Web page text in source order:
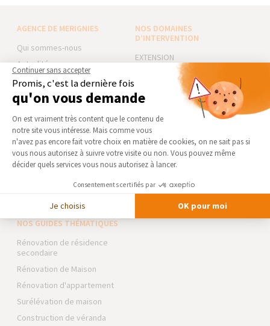
AGENCE DE MERIGNIES
Qui sommes-nous
Actualités
Notre charte qualité
Partenaires
Trouver une agence
Devenir franchisé
Foire aux Questions
Conditions générales
d’intervention
Mentions légales
NOS DOMAINES
D’INTERVENTION
EXTENSION
RÉNOVATION INTÉRIEURE
TRAVAUX EXTÉRIEURS
NOS PARTENAIRES
La Maison des Architectes
Expert Bricolage
Intégrer notre réseau
Des travaux pour les pros ?
NOS GUIDES THÉMATIQUES
Rénovation de résidence
secondaire
Rénovation de Maison
Rénovation d'appartement
Surélévation de maison
Construction de véranda
Continuer sans accepter
Promis, c'est la dernière fois
qu'on vous demande
Plateforme de Gestion du
On est vraiment très content que le contenu de
notre site vous intéresse. Mais comme vous
n'avez pas encore fait votre choix en matière de cookies, on ne sait pas si
vous nous autorisez à suivre votre visite ou non. Vous pouvez même
décider quels services vous nous autorisez à lancer.
Consentements certifiés par
Je choisis OK pour moi
Axeptio consent